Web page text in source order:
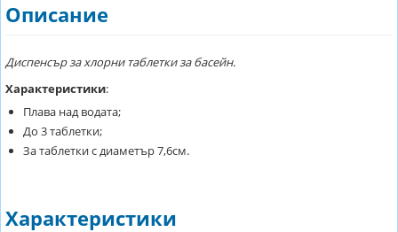
Описание
Диспенсър за хлорни таблетки за басейн.
Характеристики:
Плава над водата;
До 3 таблетки;
За таблетки с диаметър 7,6см.
Характеристики